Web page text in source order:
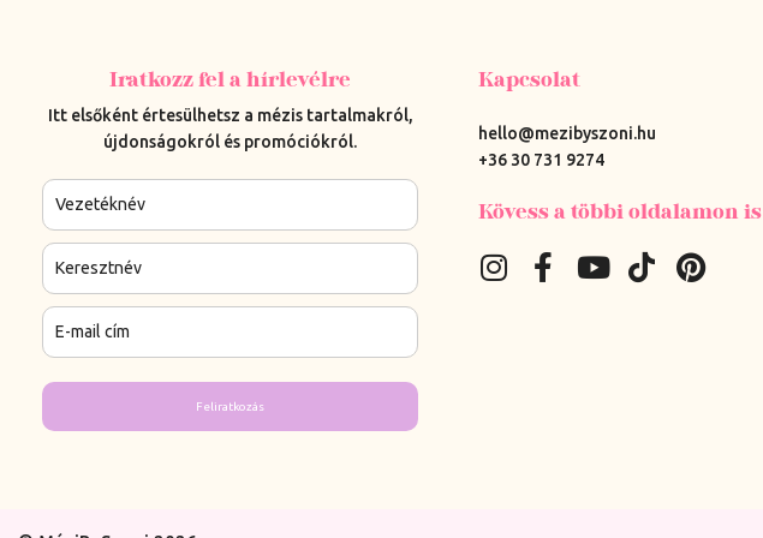
Iratkozz fel a hírlevélre
Itt elsőként értesülhetsz a mézis tartalmakról,
újdonságokról és promóciókról.
Feliratkozás
Kapcsolat
hello@mezibyszoni.hu
+36 30 731 9274
Kövess a többi oldalamon is